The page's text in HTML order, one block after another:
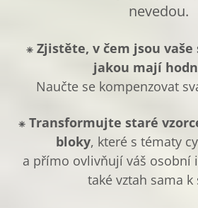
nevedou.
⁕ Zjistěte, v čem jsou
jakou mají
Naučte se kompenzovat
⁕ Transformujte staré
bloky, které s tématy
a přímo ovlivňují váš osobní
také vztah sama k